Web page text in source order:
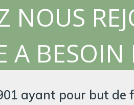
NOUS
A
ayant pour but de